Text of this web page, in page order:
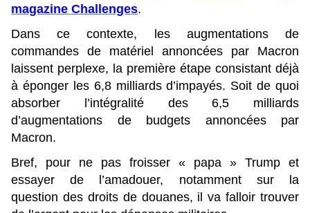
magazine Challenges.
Dans ce contexte, les augmentations de
commandes de matériel annoncées par Macron
laissent perplexe, la première étape consistant déjà
à éponger les 6,8 milliards d’impayés. Soit de quoi
absorber l’intégralité des 6,5 milliards
d’augmentations de budgets annoncées par
Macron.
Bref, pour ne pas froisser « papa » Trump et
essayer de l’amadouer, notamment sur la
question des droits de douanes, il va falloir trouver